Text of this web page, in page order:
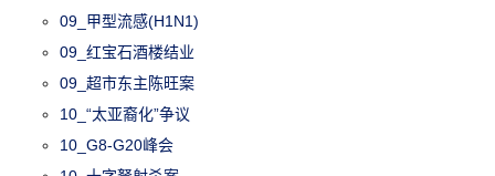
09_甲型流感(H1N1)
09_红宝石酒楼结业
09_超市东主陈旺案
10_“太亚裔化”争议
10_G8-G20峰会